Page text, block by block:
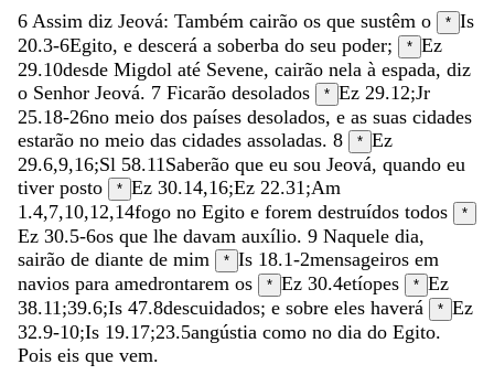
6 Assim diz Jeová: Também cairão os que sustêm o * Is
20.3-6Egito, e descerá a soberba do seu poder; * Ez
29.10desde Migdol até Sevene, cairão nela à espada, diz
o Senhor Jeová. 7 Ficarão desolados * Ez 29.12;Jr
25.18-26no meio dos países desolados, e as suas cidades
estarão no meio das cidades assoladas. 8 * Ez
29.6,9,16;Sl 58.11 Saberão que eu sou Jeová, quando eu
tiver posto * Ez 30.14,16;Ez 22.31 ;Am
1.4,7,10,12,14fogo no Egito e forem destruídos todos *
Ez 30.5-6os que lhe davam auxílio. 9 Naquele dia,
sairão de diante de mim * Is 18.1-2mensageiros em
navios para amedrontarem os * Ez 30.4etíopes * Ez
38.11 ;39.6;Is 47.8descuidados; e sobre eles haverá * Ez
32.9-10;Is 19.17;23.5angústia como no dia do Egito.
Pois eis que vem.